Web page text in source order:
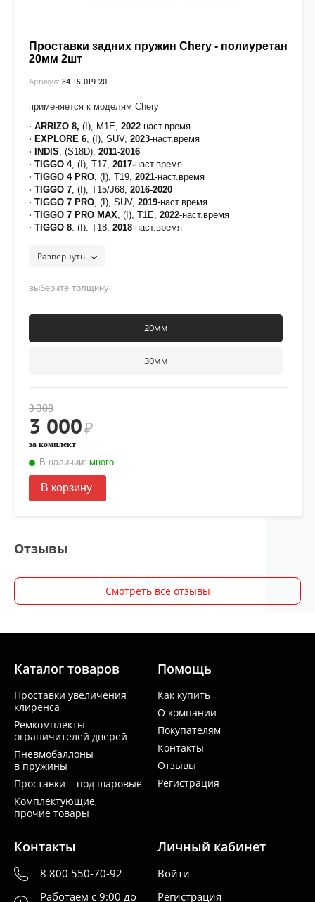
Проставки задних пружин Chery - полиуретан
20мм 2шт
Артикул: 34-15-019-20
применяется к моделям Chery
· ARRIZO 8, (I), M1E, 2022-наст.время
· EXPLORE 6 , (I), SUV, 2023-наст.время
· INDIS , (S18D), 2011-2016
· TIGGO 4, (I), T17, 2017-наст.время
· TIGGO 4 PRO , (I), T19, 2021-наст.время
· TIGGO 7 , (I), T15/J68, 2016-2020
· TIGGO 7 PRO , (I), SUV, 2019-наст.время
· TIGGO 7 PRO MAX , (I), T1E, 2022-наст.время
· TIGGO 8 , (I), T18, 2018-наст.время
TIGGO 8 PLUS
Развернуть
выберите толщину:
20мм
30мм
3 300
3 000₽
за комплект
В наличии: много
В корзину
Отзывы
Смотреть все отзывы
Каталог товаров
Проставки увеличения
клиренса
Ремкомплекты
ограничителей дверей
Пневмобаллоны
в пружины
Проставки под шаровые
Комплектующие,
прочие товары
Помощь
Как купить
О компании
Покупателям
Контакты
Отзывы
Регистрация
Контакты
8 800 550-70-92
Работаем с 9:00 до
Личный кабинет
Войти
Регистрация